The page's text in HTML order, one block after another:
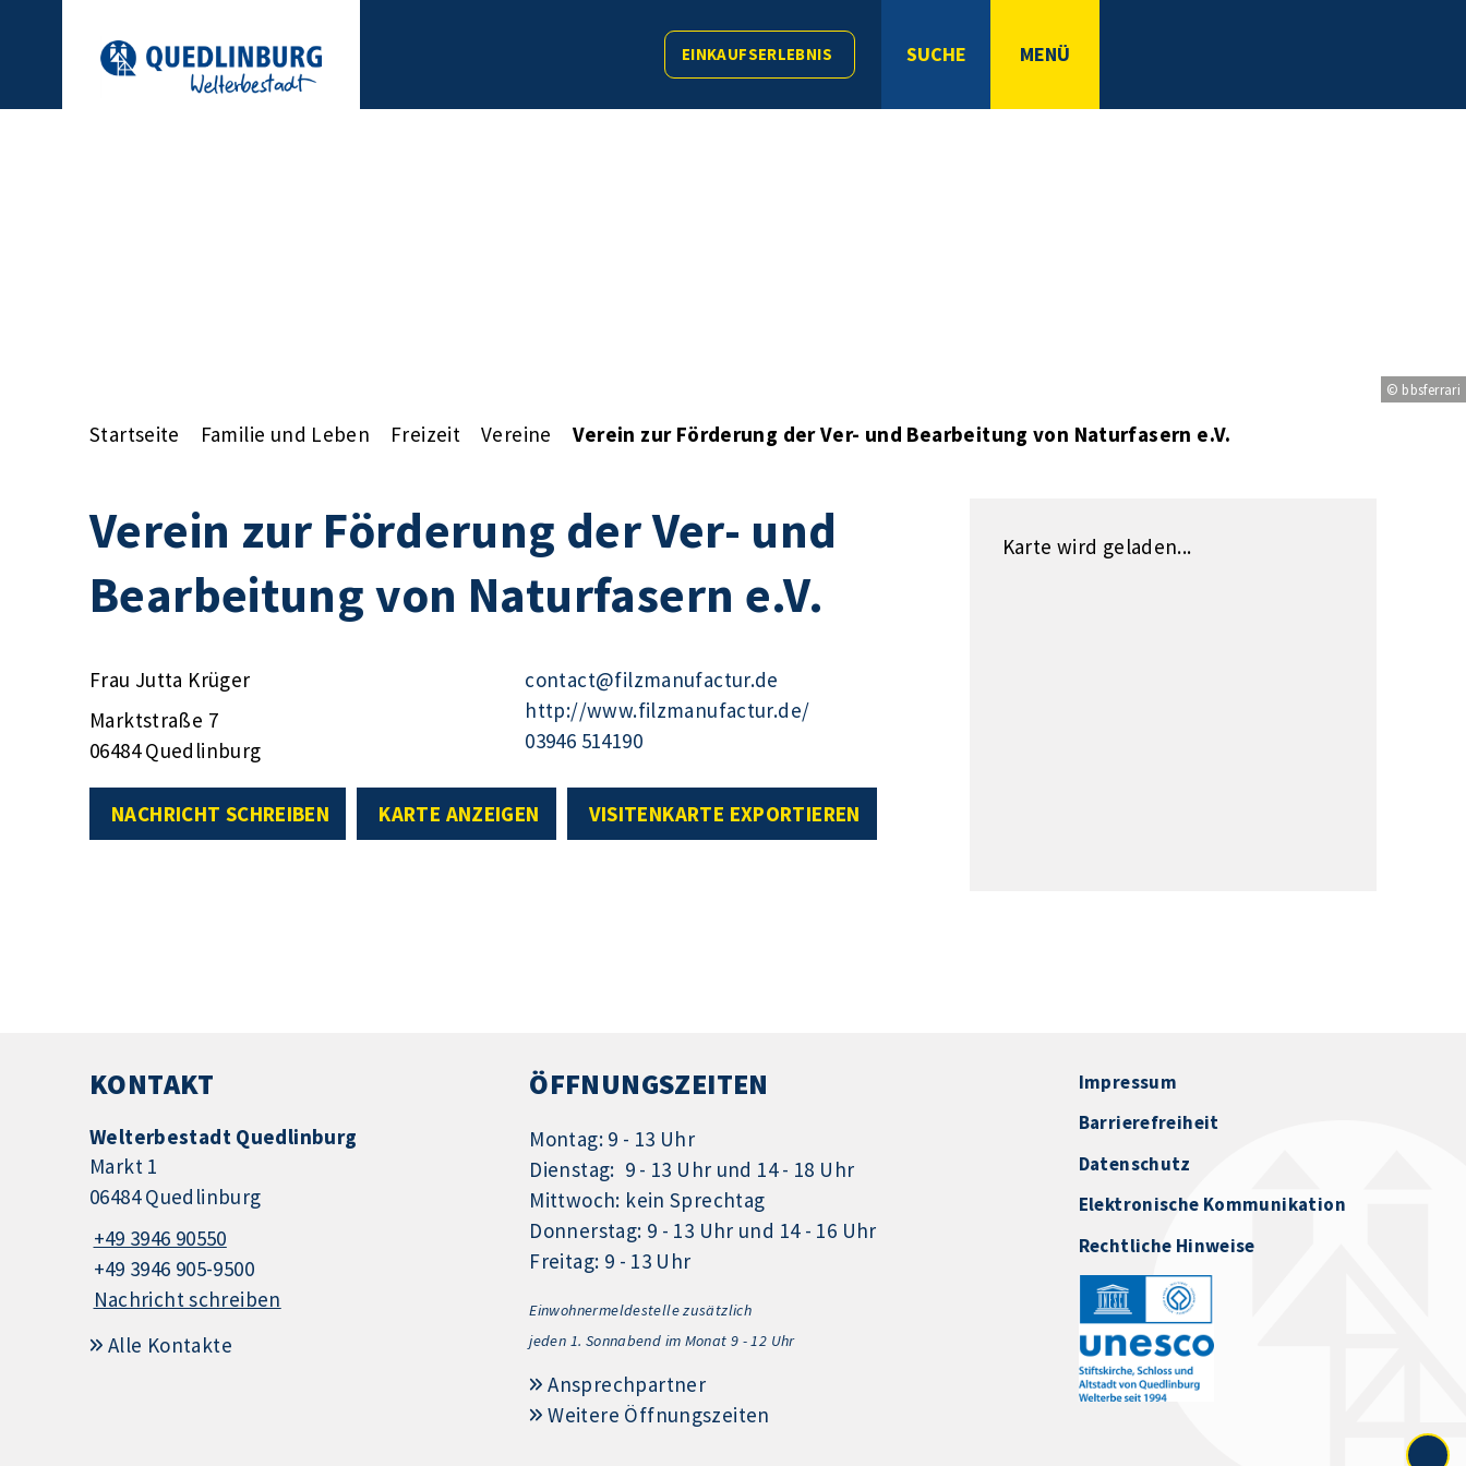
EINKAUFSERLEBNIS SUCHE MENÜ
© bbsferrari
Startseite Familie und Leben Freizeit Vereine Verein zur Förderung der Ver- und Bearbeitung von Naturfasern e.V.
Verein zur Förderung der Ver- und
Bearbeitung von Naturfasern e.V.
Frau Jutta Krüger
Marktstraße 7
06484 Quedlinburg
contact@filzmanufactur.de
http://www.filzmanufactur.de/
03946 514190
NACHRICHT SCHREIBEN KARTE ANZEIGEN VISITENKARTE EXPORTIEREN
Karte wird geladen...
KONTAKT
Welterbestadt Quedlinburg
Markt 1
06484 Quedlinburg
+49 3946 90550
+49 3946 905-9500
Nachricht schreiben
Alle Kontakte
ÖFFNUNGSZEITEN
Montag: 9 - 13 Uhr
Dienstag: 9 - 13 Uhr und 14 - 18 Uhr
Mittwoch: kein Sprechtag
Donnerstag: 9 - 13 Uhr und 14 - 16 Uhr
Freitag: 9 - 13 Uhr
Einwohnermeldestelle zusätzlich
jeden 1. Sonnabend im Monat 9 - 12 Uhr
Ansprechpartner
Weitere Öffnungszeiten
Impressum
Barrierefreiheit
Datenschutz
Elektronische Kommunikation
Rechtliche Hinweise